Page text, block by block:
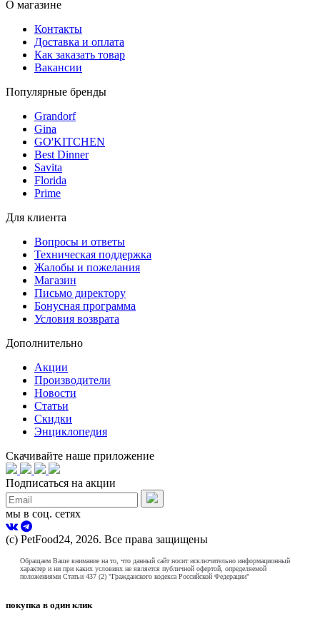
О магазине
Контакты
Доставка и оплата
Как заказать товар
Вакансии
Популярные бренды
Grandorf
Gina
GO'KITCHEN
Best Dinner
Savita
Florida
Prime
Для клиента
Вопросы и ответы
Техническая поддержка
Жалобы и пожелания
Магазин
Письмо директору
Бонусная программа
Условия возврата
Дополнительно
Акции
Производители
Новости
Статьи
Скидки
Энциклопедия
Скачивайте наше приложение
Подписаться на акции
мы в соц. сетях
(с) PetFood24, 2026. Все права защищены
Обращаем Ваше внимание на то, что данный сайт носит исключительно информационный
характер и ни при каких условиях не является публичной офертой, определяемой
положениями Статьи 437 (2) "Гражданского кодекса Российской Федерации"
покупка в один клик